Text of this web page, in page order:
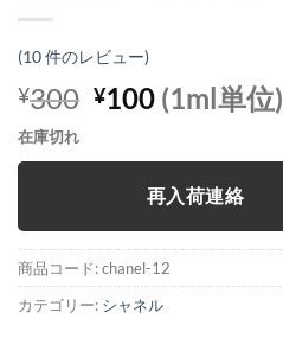
(10件のレビュー)
¥300 元
価
¥300
で
し
た。
¥100現
在
の
価
格
は
¥100
で
(1ml単位)
在庫切れ
再入荷連絡
商品コード:chanel-12
カテゴリー: シャネル